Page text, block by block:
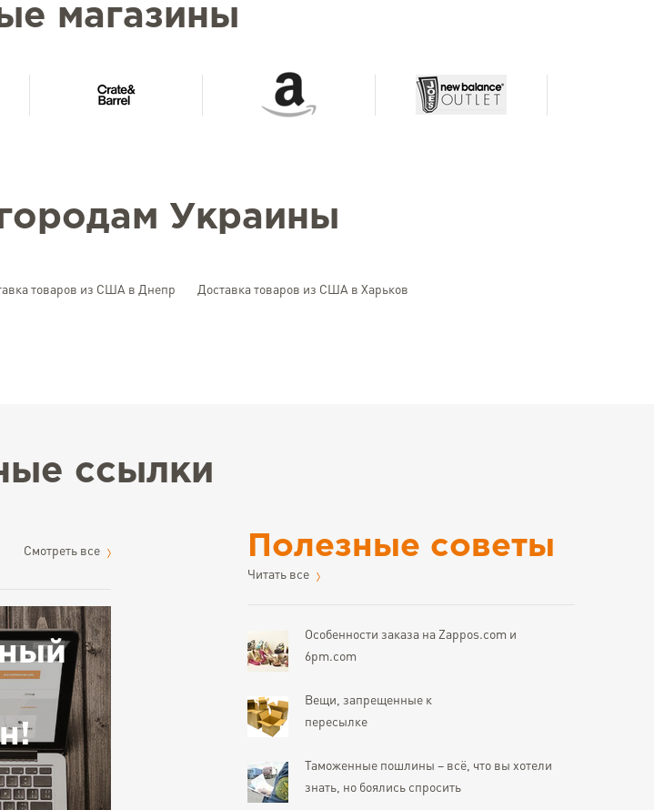
магазины
Украины
товаров из США в Днепр Доставка товаров из США в Харьков
ссылки
Cмотреть все Полезные советы
Читать все
Особенности заказа на Zappos.com и
6pm.com
Вещи, запрещенные к
пересылке
Таможенные пошлины – всё, что вы хотели
знать, но боялись спросить